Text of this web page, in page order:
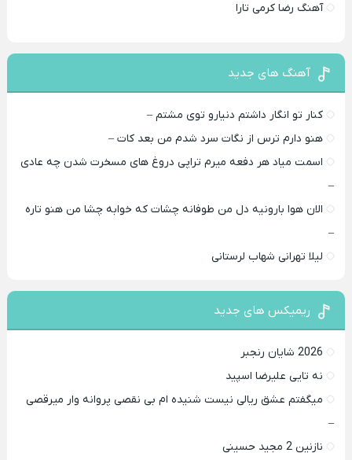
آهنگ رضا کرمی تارا
آهنگ های جدید
کنار تو انگار داشتم دنیارو توی مشتم –
هنو دارم ترس از نگات سرد شدم من بعد کات –
اسمت میاد هر دفعه میرم تراپی دروغ‌ های مسخرت شدن چه عادی
–
الان هوا بارونیه دل من طوفانه چشات که خوابه چشا من هنو تاره
–
لیلا تهرانی شهاب لرستانی
ریمیکس های جدید
2026 شایان رنجبر
نه تایی علیرضا اسپید
میگفتم عشق ریالی نیست شنیده ام بی نقصی پروانه وار میرقصی
–
نازنین 2 مجید حسینی